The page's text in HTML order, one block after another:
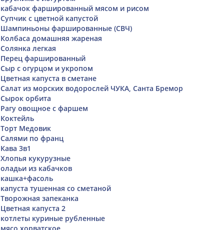
кабачок фаршированный мясом и рисом
Супчик с цветной капустой
Шампиньоны фаршированные (СВЧ)
Колбаса домашняя жареная
Солянка легкая
Перец фаршированный
Сыр с огурцом и укропом
Цветная капуста в сметане
Салат из морских водорослей ЧУКА, Санта Бремор
Сырок орбита
Рагу овощное с фаршем
Коктейль
Торт Медовик
Салями по франц
Кава 3в1
Хлопья кукурузные
оладьи из кабачков
кашка+фасоль
капуста тушенная со сметаной
Творожная запеканка
Цветная капуста 2
котлеты куриные рубленные